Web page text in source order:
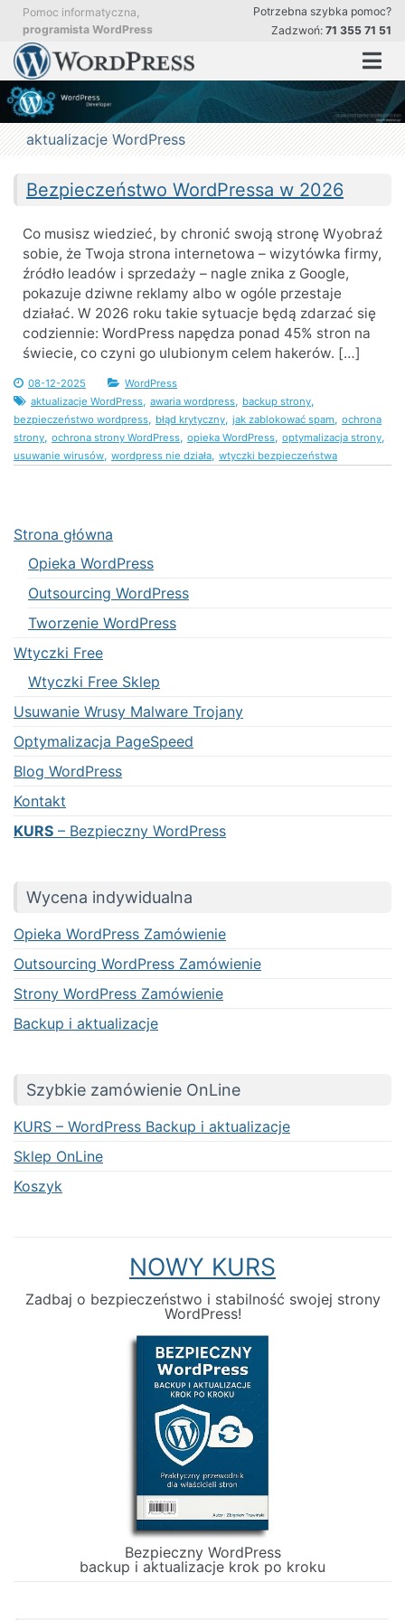
Przejdź
treści
Pomoc informatyczna,
programista WordPress
Potrzebna szybka pomoc?
Zadzwoń: 71 355 71 51
Pomoc
w
obsłudze
i
aktualizacji
strony
Aktualizacja
optymalizacja
Profesjonalna pomoc i stała obsługa stron WordPress
aktualizacje WordPress
Bezpieczeństwo WordPressa w 2026
Co musisz wiedzieć, by chronić swoją stronę Wyobraź
sobie, że Twoja strona internetowa – wizytówka firmy,
źródło leadów i sprzedaży – nagle znika z Google,
pokazuje dziwne reklamy albo w ogóle przestaje
działać. W 2026 roku takie sytuacje będą zdarzać się
codziennie: WordPress napędza ponad 45% stron na
świecie, co czyni go ulubionym celem hakerów. […]
08-12-2025
WordPress
aktualizacje WordPress, awaria wordpress, backup strony,
bezpieczeństwo wordpress, błąd krytyczny, jak zablokować spam, ochrona
strony, ochrona strony WordPress, opieka WordPress, optymalizacja strony,
usuwanie wirusów, wordpress nie działa, wtyczki bezpieczeństwa
Strona główna
Opieka WordPress
Outsourcing WordPress
Tworzenie WordPress
Wtyczki Free
Wtyczki Free Sklep
Usuwanie Wrusy Malware Trojany
Optymalizacja PageSpeed
Blog WordPress
Kontakt
KURS – Bezpieczny WordPress
Wycena indywidualna
Opieka WordPress Zamówienie
Outsourcing WordPress Zamówienie
Strony WordPress Zamówienie
Backup i aktualizacje
Szybkie zamówienie OnLine
KURS – WordPress Backup i aktualizacje
Sklep OnLine
Koszyk
NOWY KURS
Zadbaj o bezpieczeństwo i stabilność swojej strony
WordPress!
Bezpieczny WordPress
backup i aktualizacje krok po kroku